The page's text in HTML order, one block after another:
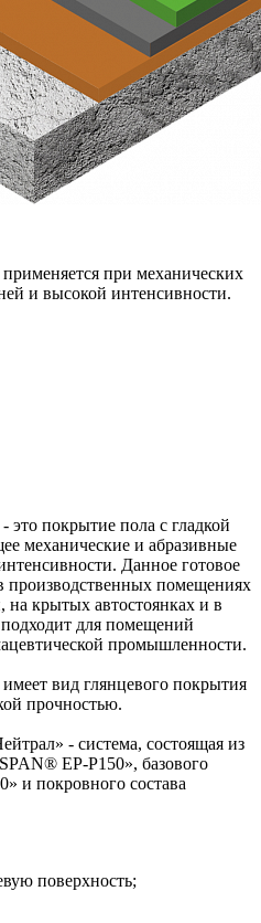
при механических
и высокой интенсивности.
это покрытие пола с гладкой
механические и абразивные
Данное готовое
производственных помещениях
крытых автостоянках и в
для помещений
промышленности.
вид глянцевого покрытия
прочностью.
- система, состоящая из
EP-P150», базового
и покровного состава
поверхность;